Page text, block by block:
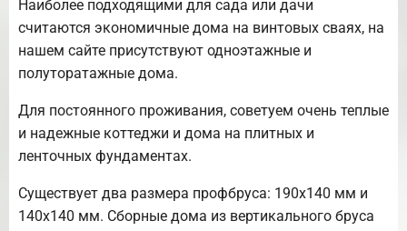
Наиболее подходящими для сада или дачи
считаются экономичные дома на винтовых сваях, на
нашем сайте присутствуют одноэтажные и
полуторатажные дома.
Для постоянного проживания, советуем очень теплые
и надежные коттеджи и дома на плитных и
ленточных фундаментах.
Существует два размера профбруса: 190х140 мм и
140х140 мм. Сборные дома из вертикального бруса